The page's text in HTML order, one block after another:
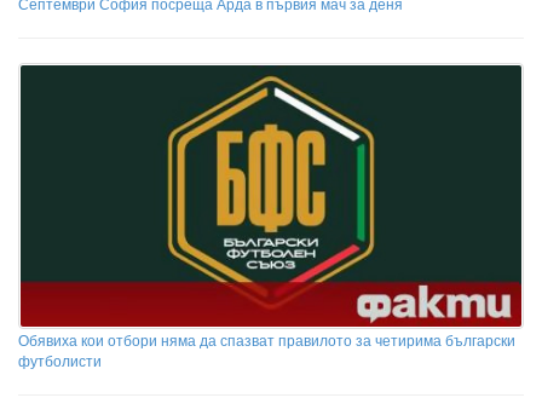
Обявиха кои отбори няма да спазват правилото за четирима български
футболисти